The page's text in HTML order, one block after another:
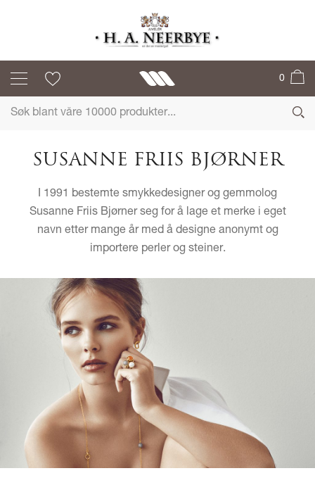
0
SUSANNE FRIIS BJØRNER
I 1991 bestemte smykkedesigner og gemmolog
Susanne Friis Bjørner seg for å lage et merke i eget
navn etter mange år med å designe anonymt og
importere perler og steiner.